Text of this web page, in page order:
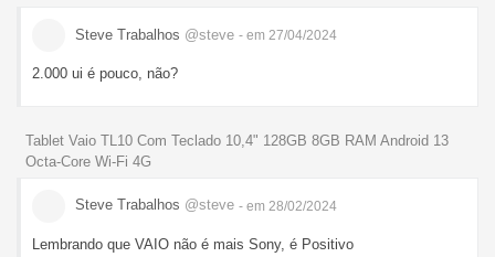
Steve Trabalhos @steve - em 27/04/2024
2.000 ui é pouco, não?
Tablet Vaio TL10 Com Teclado 10,4" 128GB 8GB RAM Android 13
Octa-Core Wi-Fi 4G
Steve Trabalhos @steve - em 28/02/2024
Lembrando que VAIO não é mais Sony, é Positivo